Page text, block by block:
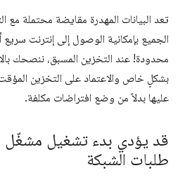
تعد البيانات المهدرة مقايضة محتملة مع
الجميع بإمكانية الوصول إلى إنترنت
محدودة! عند التخزين المسبق، ننصحك
بشكلٍ خاص والاعتماد على التخزين
عليها بدلاً من وضع افتراضات مكلفة.
قد يؤدي بدء تشغيل مشغّل
طلبات الشبكة